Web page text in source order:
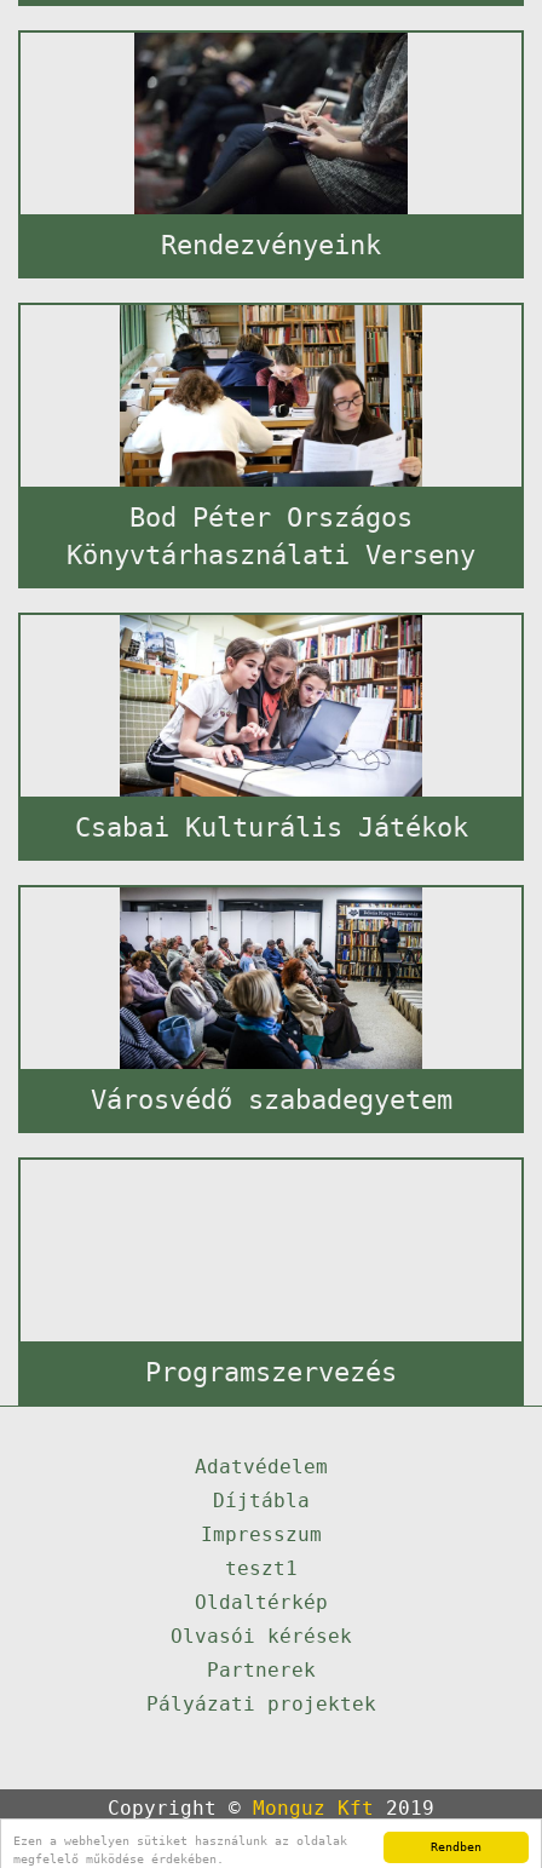
Rendben
Ezen a webhelyen sütiket használunk az oldalak
megfelelő működése érdekében.
Rendezvényeink
Bod Péter Országos
Könyvtárhasználati Verseny
Csabai Kulturális Játékok
Városvédő szabadegyetem
Programszervezés
Adatvédelem
Díjtábla
Impresszum
teszt1
Oldaltérkép
Olvasói kérések
Partnerek
Pályázati projektek
Copyright © Monguz Kft
2019
Powered byQulto